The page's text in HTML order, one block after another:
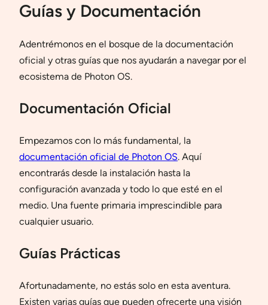
Guías y Documentación
Adentrémonos en el bosque de la documentación
oficial y otras guías que nos ayudarán a navegar por el
ecosistema de Photon OS.
Documentación Oficial
Empezamos con lo más fundamental, la
documentación oficial de Photon OS. Aquí
encontrarás desde la instalación hasta la
configuración avanzada y todo lo que esté en el
medio. Una fuente primaria imprescindible para
cualquier usuario.
Guías Prácticas
Afortunadamente, no estás solo en esta aventura.
Existen varias guías que pueden ofrecerte una visión